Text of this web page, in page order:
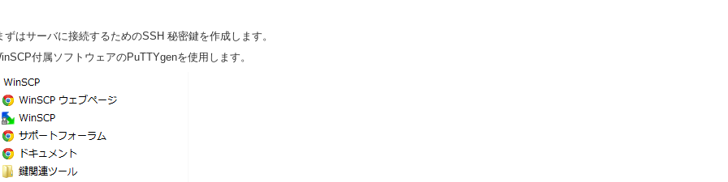
ずはサーバに接続するためのSSH 秘密鍵を作成します。
付属ソフトウェアのPuTTYgenを使用します。